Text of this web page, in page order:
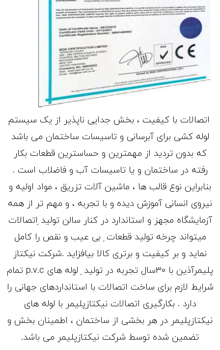
اتصالات با کیفیت ، بخش جدایی ناپذیر از یک سیستم
لوله کشی برای آبرسانی و تاسیسات ساختمان می باشد
که بدون تردید از مهمترین و حساسترین قطعات بکار
رفته در ساختمان و یا تاسیسات آب و فاضلاب است .
بنابراین نوع قالب ها ، ماشین آلات تزریق ، مواد اولیه و
نیروی انسانی آموزش دیده و با تجربه ، و مهم تر از همه
آزمایشگاه مجهز و استاندارد در کنار سالن تولید ِاتصالات
میتواند چرخه تولید قطعات ِ بی عیب و نقص را کامل
نماید و بر کیفیت و برتری کالا بیافزاید .شرکت نیکتاز
پلیمرآذین با 30سال تجربه در تولید ِ لوله های p.v.c تمام
شرایط لازم برای ساخت اتصالات با استانداردهای جهانی را
دارد . بکارگیری اتصالات نیکتازپلیمر با لوله های
نیکتازپلیمر در هر بخشی از ساختمان ، اطمینان بخش و
تضمین شده توسط شرکت نیکتازپلیمر می باشد.